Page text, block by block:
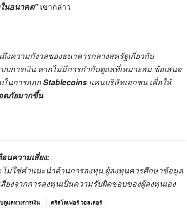
นอนาคต”เขากล่าว
งความกังวลของธนาคารกลางสหรัฐเกี่ยวกับ
บการเงิน หากไม่มีการกำกับดูแลที่เหมาะสม ข้อเสนอ
ในการออกStablecoins แทนบริษัทเอกชน เพื่อให้
ดภัยมากขึ้น
อนความเสี่ยง:
ม่ใช่คำแนะนำด้านการลงทุน ผู้ลงทุนควรศึกษาข้อมูล
งจากการลงทุนเป็นความรับผิดชอบของผู้ลงทุนเอง
ดูแลทางการเงิน คริสโตเฟอร์ วอลเลอร์